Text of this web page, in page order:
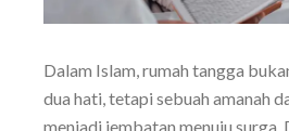
Dalam Islam, rumah tangga
dua hati, tetapi sebuah amanah
menjadi jembatan menuju surga.